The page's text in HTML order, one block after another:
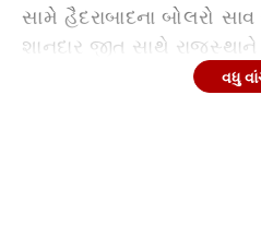
સામે હૈદરાબાદના બોલરો
શાનદાર જીત સાથે
એન્ટ્રી કરી લીધી છે, જ્યાં
વધુ